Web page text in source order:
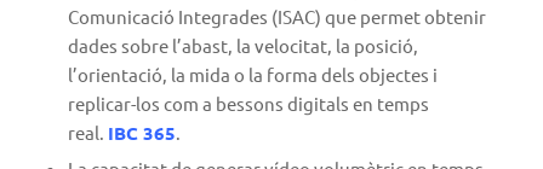
Comunicació Integrades (ISAC) que permet obtenir
dades sobre l’abast, la velocitat, la posició,
l’orientació, la mida o la forma dels objectes i
replicar-los com a bessons digitals en temps
real. IBC 365.